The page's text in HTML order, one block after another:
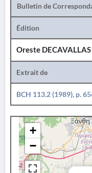
Bulletin de
Édition
Oreste DECAVALLAS
Extrait de
BCH 113.2 (1989), p.
+
−